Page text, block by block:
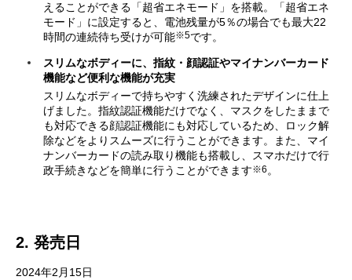
えることができる「超省エネモード」を搭載。「超省エネ
モード」に設定すると、電池残量が5％の場合でも最大22
時間の連続待ち受けが可能※5です。
スリムなボディーに、指紋・顔認証やマイナンバーカード
機能など便利な機能が充実
スリムなボディーで持ちやすく洗練されたデザインに仕上
げました。指紋認証機能だけでなく、マスクをしたままで
も対応できる顔認証機能にも対応しているため、ロック解
除などをよりスムーズに行うことができます。また、マイ
ナンバーカードの読み取り機能も搭載し、スマホだけで行
政手続きなどを簡単に行うことができます※6。
2. 発売日
2024年2月15日